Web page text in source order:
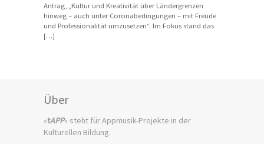
Antrag, „Kultur und Kreativität über Ländergrenzen
hinweg – auch unter Coronabedingungen – mit Freude
und Professionalität umzusetzen“. Im Fokus stand das
[…]
Über
»tAPP« steht für Appmusik-Projekte in der
Kulturellen Bildung.